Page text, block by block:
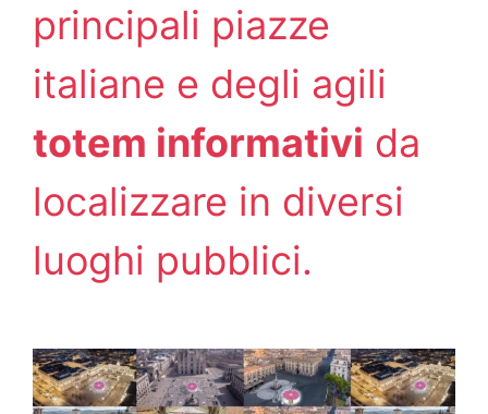
principali piazze
italiane e degli agili
totem informativi da
localizzare in diversi
luoghi pubblici.